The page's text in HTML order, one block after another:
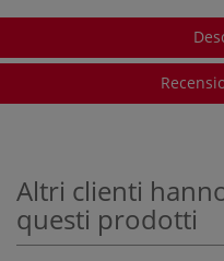
Altri clienti
questi prodotti